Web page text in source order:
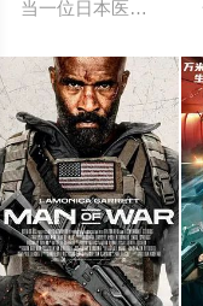
当一位日本医生在东